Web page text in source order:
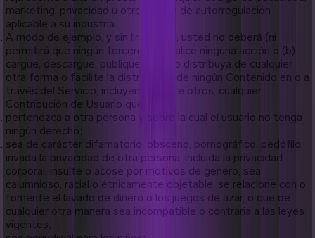
marketing, privacidad u otro código de autorregulación
aplicable a su industria.
A modo de ejemplo, y sin limitación, usted no deberá (ni
permitirá que ningún tercero) (a) realice ninguna acción o (b)
cargue, descargue, publique, envíe o distribuya de cualquier
otra forma o facilite la distribución de ningún Contenido en o a
través del Servicio, incluyendo, entre otros, cualquier
Contribución de Usuario que:
pertenezca a otra persona y sobre la cual el usuario no tenga
ningún derecho;
sea de carácter difamatorio, obsceno, pornográfico, pedófilo,
invada la privacidad de otra persona, incluida la privacidad
corporal, insulte o acose por motivos de género, sea
calumnioso, racial o étnicamente objetable, se relacione con o
fomente el lavado de dinero o los juegos de azar, o que de
cualquier otra manera sea incompatible o contraria a las leyes
vigentes;